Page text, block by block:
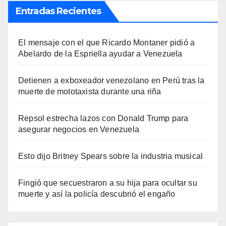
Entradas Recientes
El mensaje con el que Ricardo Montaner pidió a
Abelardo de la Espriella ayudar a Venezuela
Detienen a exboxeador venezolano en Perú tras la
muerte de mototaxista durante una riña
Repsol estrecha lazos con Donald Trump para
asegurar negocios en Venezuela
Esto dijo Britney Spears sobre la industria musical
Fingió que secuestraron a su hija para ocultar su
muerte y así la policía descubrió el engaño